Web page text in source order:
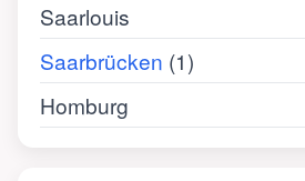
Saarlouis
Saarbrücken (1)
Homburg